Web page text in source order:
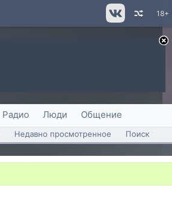
18+
Радио Люди Общение
Недавно просмотренное Поиск